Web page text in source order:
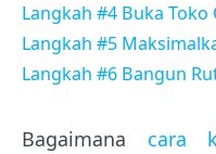
Langkah #4 Buka
Langkah #5
Langkah #6 Bangun
Bagaimana cara